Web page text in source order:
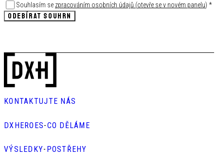
Souhlasím se zpracováním osobních údajů (otevře se v novém panelu) *
ODEBÍRAT SOUHRN
KONTAKTUJTE NÁS
DXHEROES-CO DĚLÁME
VÝSLEDKY- POSTŘEHY